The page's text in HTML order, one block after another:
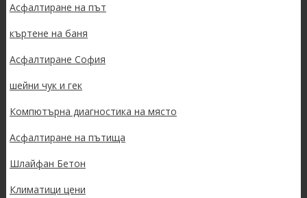
Асфалтиране на път
къртене на баня
Асфалтиране София
шейни чук и гек
Компютърна диагностика на място
Асфалтиране на пътища
Шлайфан Бетон
Климатици цени